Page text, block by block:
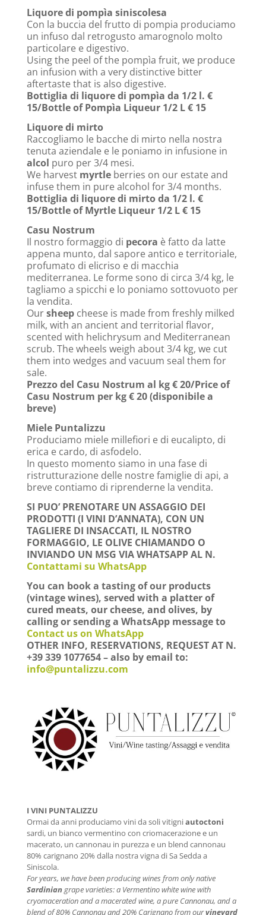
Liquore di pompìa siniscolesa
Con la buccia del frutto di pompia produciamo
un infuso dal retrogusto amarognolo molto
particolare e digestivo.
Using the peel of the pompìa fruit, we produce
an infusion with a very distinctive bitter
aftertaste that is also digestive.
Bottiglia di liquore di pompìa da 1/2 l. €
15/Bottle of Pompìa Liqueur 1/2 L € 15
Liquore di mirto
Raccogliamo le bacche di mirto nella nostra
tenuta aziendale e le poniamo in infusione in
alcol puro per 3/4 mesi.
We harvest myrtleberries on our estate and
infuse them in pure alcohol for 3/4 months.
Bottiglia di liquore di mirto da 1/2 l. €
15/Bottle of Myrtle Liqueur 1/2 L € 15
Casu Nostrum
Il nostro formaggio di pecora è fatto da latte
appena munto, dal sapore antico e territoriale,
profumato di elicriso e di macchia
mediterranea. Le forme sono di circa 3/4 kg, le
tagliamo a spicchi e lo poniamo sottovuoto per
la vendita.
Oursheepcheese is made from freshly milked
milk, with an ancient and territorial flavor,
scented with helichrysum and Mediterranean
scrub. The wheels weigh about 3/4 kg, we cut
them into wedges and vacuum seal them for
sale.
Prezzo del Casu Nostrum al kg € 20/Price of
Casu Nostrum per kg € 20 (disponibile a
breve)
Miele Puntalizzu
Produciamo miele millefiori e di eucalipto, di
erica e cardo, di asfodelo.
In questo momento siamo in una fase di
ristrutturazione delle nostre famiglie di api, a
breve contiamo di riprenderne la vendita.
SI PUO’ PRENOTARE UN ASSAGGIO DEI
PRODOTTI (I VINI D’ANNATA), CON UN
TAGLIERE DI INSACCATI, IL NOSTRO
FORMAGGIO, LE OLIVE CHIAMANDO O
INVIANDO UN MSG VIA WHATSAPP AL N.
Contattami su WhatsApp
You can book a tasting of our products
(vintage wines), served with a platter of
cured meats, our cheese, and olives, by
calling or sending a WhatsApp message to
Contact us on WhatsApp
OTHER INFO, RESERVATIONS, REQUEST AT N.
+39 339 1077654 – also by email to:
info@puntalizzu.com
I VINI PUNTALIZZU
Ormai da anni produciamo vini da soli vitigniautoctoni
sardi, un bianco vermentino con criomacerazione e un
macerato, un cannonau in purezza e un blend cannonau
80% carignano 20% dalla nostra vigna di Sa Sedda a
Siniscola.
For years, we have been producing wines from only native
Sardinian grape varieties: a Vermentino white wine with
cryomaceration and a macerated wine, a pure Cannonau, and a
blend of 80% Cannonau and 20% Carignano from ourvineyard